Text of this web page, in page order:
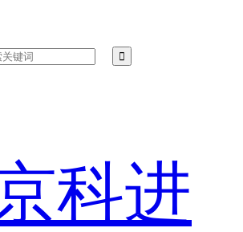
科进